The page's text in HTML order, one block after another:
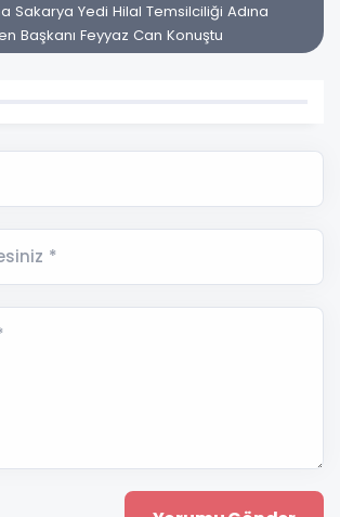
Sakarya Yedi Hilal Temsilciliği Adına
Başkanı Feyyaz Can Konuştu
*